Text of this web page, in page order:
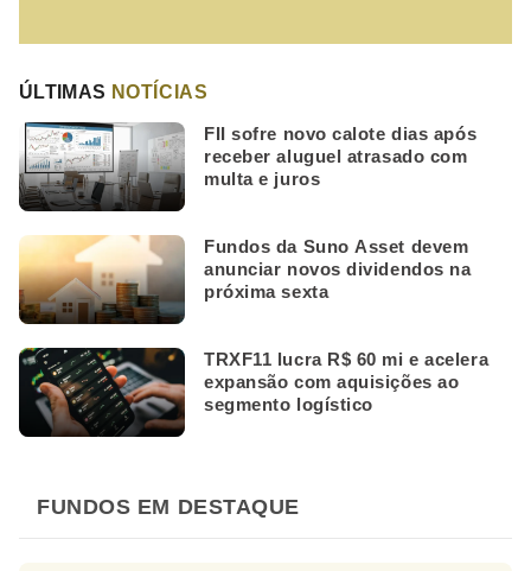
ÚLTIMAS NOTÍCIAS
FII sofre novo calote dias após
receber aluguel atrasado com
multa e juros
Fundos da Suno Asset devem
anunciar novos dividendos na
próxima sexta
TRXF11 lucra R$ 60 mi e acelera
expansão com aquisições ao
segmento logístico
FUNDOS EM DESTAQUE